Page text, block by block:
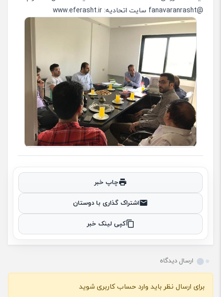
@fanavaranrasht سایت اتحادیه: www.eferasht.ir
چاپ خبر
اشتراک گذاری با دوستان
کپی لینک خبر
ارسال دیدگاه
برای ارسال نظر باید وارد حساب کاربری شوید